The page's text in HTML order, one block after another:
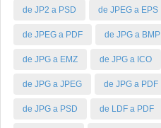
de JP2 a PSD de JPEG a EPS
de JPEG a PDF de JPG a BMP
de JPG a EMZ de JPG a ICO
de JPG a JPEG de JPG a PDF
de JPG a PSD de LDF a PDF